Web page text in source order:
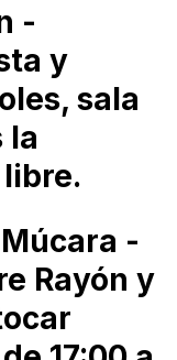
-
y
sala
la
-
Rayón y